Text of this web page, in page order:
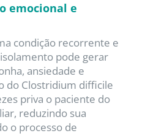
emocional e
condição recorrente e
pode gerar
ansiedade e
do Clostridium difficile
priva o paciente do
reduzindo sua
o processo de